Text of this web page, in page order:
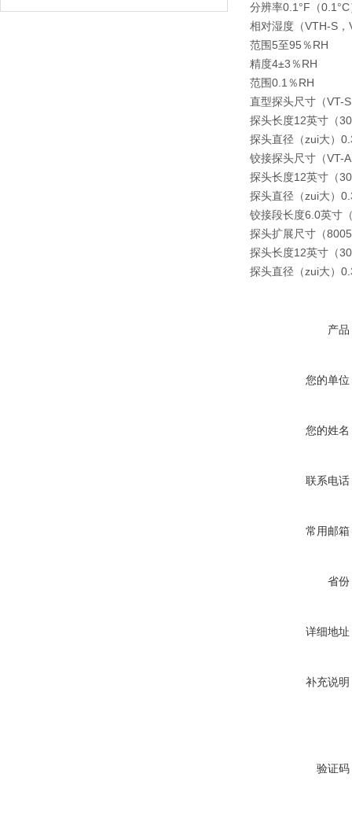
分辨率0.1°F（0.1°C
相对湿度（VTH-S
范围5至95％RH
精度4±3％RH
范围0.1％RH
直型探头尺寸（VT-
探头长度12英寸（
探头直径（zui大）
铰接探头尺寸（VT-
探头长度12英寸（
探头直径（zui大）
铰接段长度6.0英寸
探头扩展尺寸（
探头长度12英寸（
探头直径（zui大）
产品
您的单位
您的姓名
联系电话
常用邮箱
省份
详细地址
补充说明
验证码